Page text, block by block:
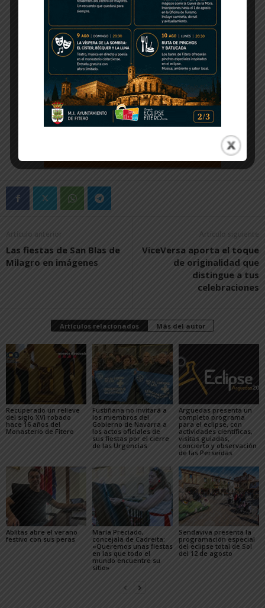
Artículo anterior
Las fiestas de San Blas de
Milagro en imágenes
Artículo siguiente
ViceVersa aporta el toque
de originalidad que
distingue a tus
celebraciones
Artículos relacionados Más del autor
Recuperado un relieve
del siglo XVI robado
hace 16 años del
Monasterio de Fitero
Fustiñana no invitará a
los miembros del
Gobierno de Navarra a
los actos oficiales de
sus fiestas por el cierre
de las Urgencias
Arguedas presenta un
completo programa
para el eclipse, con
actividades científicas,
visitas guiadas,
concierto y observación
de las Perseidas
Ablitas abre el verano
festivo con sus peras
María Preciado,
concejala de Cadreita:
«Queremos unas fiestas
en las que todo el
mundo encuentre su
sitio»
Sendaviva presenta la
programación especial
del eclipse total de Sol
del 12 de agosto